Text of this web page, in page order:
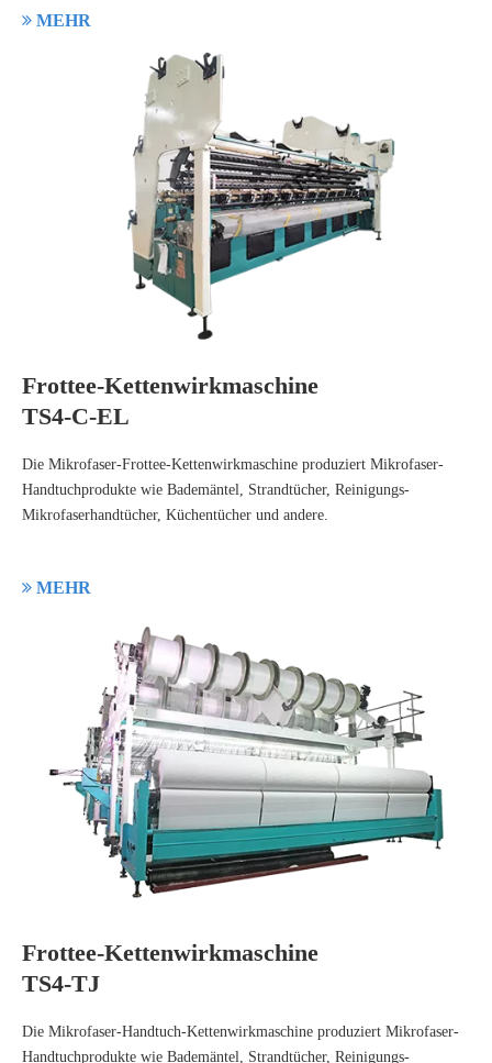
 MEHR
Frottee-Kettenwirkmaschine
TS4-C-EL
Die Mikrofaser-Frottee-Kettenwirkmaschine produziert Mikrofaser-
Handtuchprodukte wie Bademäntel, Strandtücher, Reinigungs-
Mikrofaserhandtücher, Küchentücher und andere.
 MEHR
Frottee-Kettenwirkmaschine
TS4-TJ
Die Mikrofaser-Handtuch-Kettenwirkmaschine produziert Mikrofaser-
Handtuchprodukte wie Bademäntel, Strandtücher, Reinigungs-